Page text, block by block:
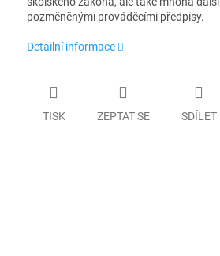
pozměněnými prováděcími předpisy.
Detailní informace
TISK ZEPTAT SE SDÍLET